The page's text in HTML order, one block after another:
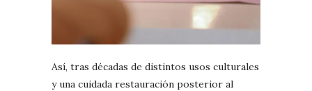
Así, tras décadas de distintos usos culturales
y una cuidada restauración posterior al